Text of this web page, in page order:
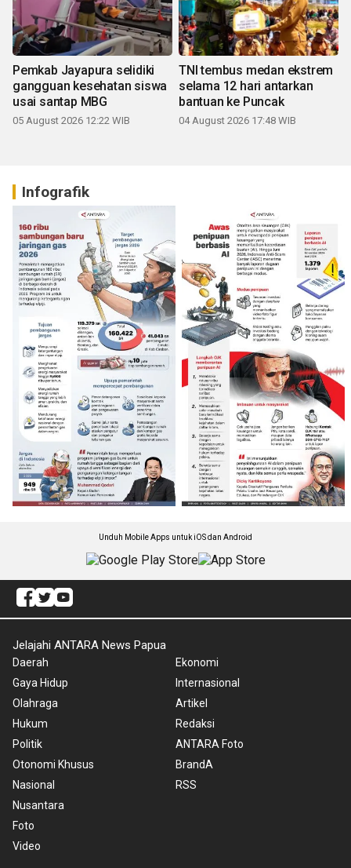
Pemkab Jayapura selidiki
gangguan kesehatan siswa
usai santap MBG
05 August 2026 12:22 WIB
TNI tembus medan ekstrem
selama 12 hari antarkan
bantuan ke Puncak
04 August 2026 17:48 WIB
Infografik
Unduh Mobile Apps untuk iOS dan Android
Jelajahi ANTARA News Papua
Daerah
Gaya Hidup
Olahraga
Hukum
Politik
Otonomi Khusus
Nasional
Nusantara
Foto
Video
Ekonomi
Internasional
Artikel
Redaksi
ANTARA Foto
BrandA
RSS